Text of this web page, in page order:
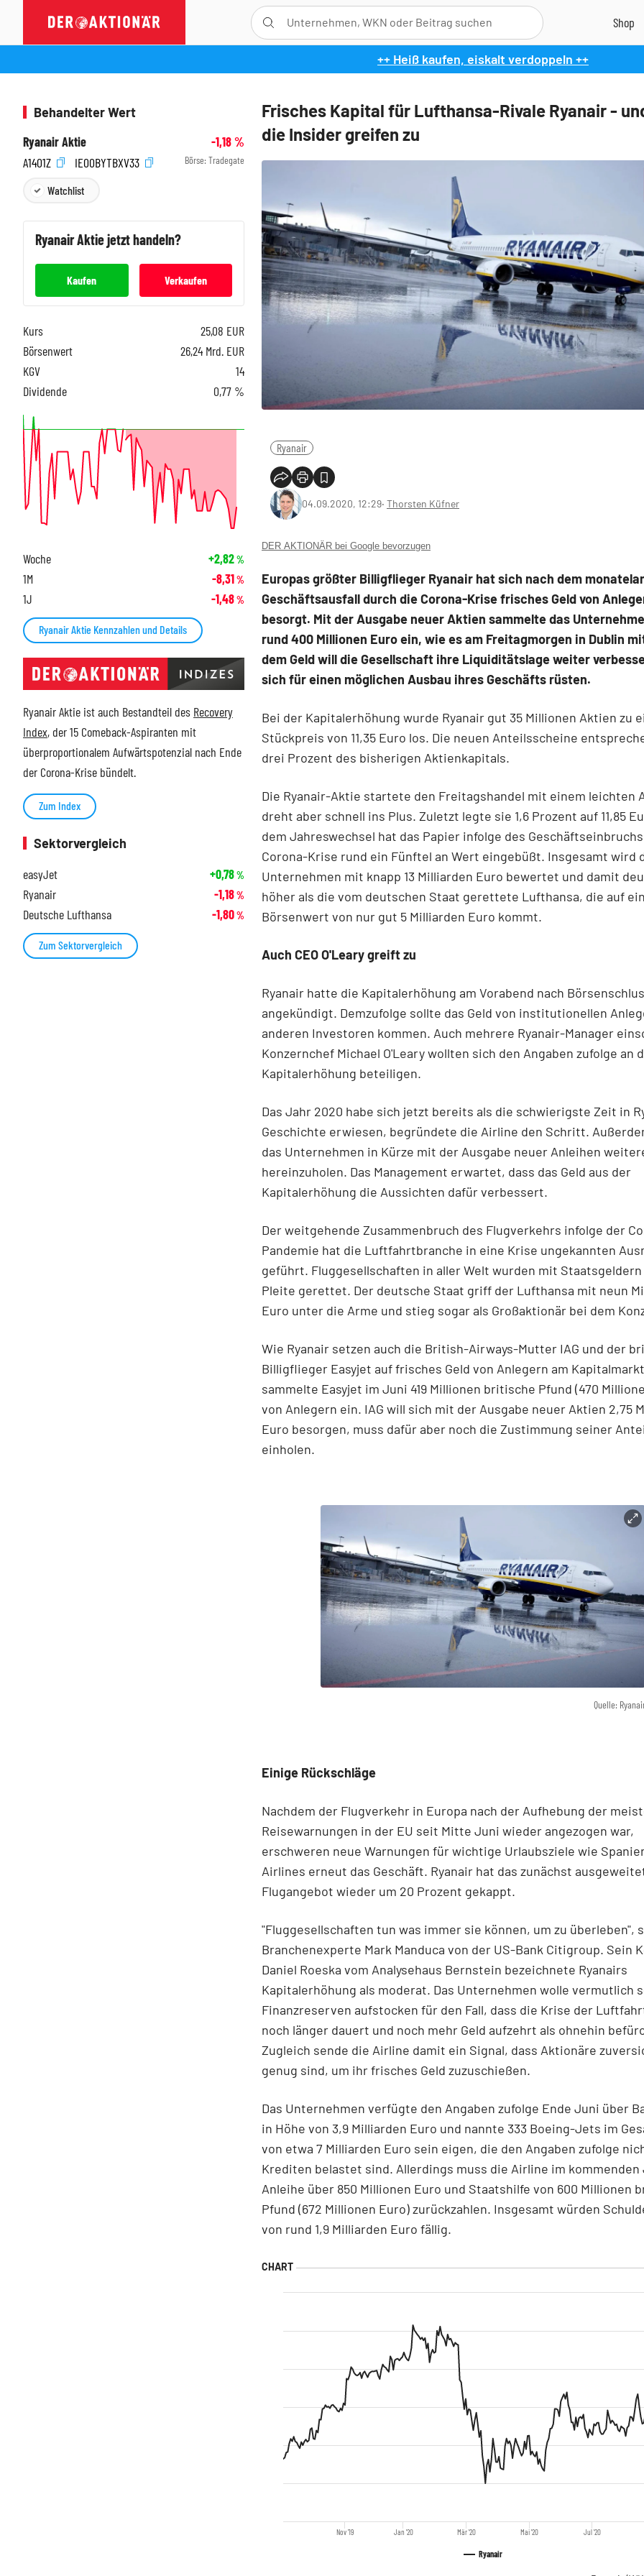
++ Heiß kaufen, eiskalt verdoppeln ++
Frisches Kapital für Lufthansa-Rivale Ryanair -
die Insider greifen zu
Ryanair
04.09.2020, 12:29‧ Thorsten Küfner
DER AKTIONÄR bei Google bevorzugen
Europas größter Billigflieger Ryanair hat sich nach dem
Geschäftsausfall durch die Corona-Krise frisches Geld von
besorgt. Mit der Ausgabe neuer Aktien sammelte das
rund 400 Millionen Euro ein, wie es am Freitagmorgen in Dublin
dem Geld will die Gesellschaft ihre Liquiditätslage weiter
sich für einen möglichen Ausbau ihres Geschäfts rüsten.
Bei der Kapitalerhöhung wurde Ryanair gut 35 Millionen Aktien zu
Stückpreis von 11,35 Euro los. Die neuen Anteilsscheine
drei Prozent des bisherigen Aktienkapitals.
Die Ryanair-Aktie startete den Freitagshandel mit einem leichten
dreht aber schnell ins Plus. Zuletzt legte sie 1,6 Prozent auf 11,85
dem Jahreswechsel hat das Papier infolge des
Corona-Krise rund ein Fünftel an Wert eingebüßt. Insgesamt wird
Unternehmen mit knapp 13 Milliarden Euro bewertet und damit
höher als die vom deutschen Staat gerettete Lufthansa, die auf
Börsenwert von nur gut 5 Milliarden Euro kommt.
Auch CEO O'Leary greift zu
Ryanair hatte die Kapitalerhöhung am Vorabend nach
angekündigt. Demzufolge sollte das Geld von institutionellen
anderen Investoren kommen. Auch mehrere Ryanair-Manager
Konzernchef Michael O'Leary wollten sich den Angaben zufolge an
Kapitalerhöhung beteiligen.
Das Jahr 2020 habe sich jetzt bereits als die schwierigste Zeit in
Geschichte erwiesen, begründete die Airline den Schritt.
das Unternehmen in Kürze mit der Ausgabe neuer Anleihen
hereinzuholen. Das Management erwartet, dass das Geld aus der
Kapitalerhöhung die Aussichten dafür verbessert.
Der weitgehende Zusammenbruch des Flugverkehrs infolge der
Pandemie hat die Luftfahrtbranche in eine Krise ungekannten
geführt. Fluggesellschaften in aller Welt wurden mit
Pleite gerettet. Der deutsche Staat griff der Lufthansa mit neun
Euro unter die Arme und stieg sogar als Großaktionär bei dem
Wie Ryanair setzen auch die British-Airways-Mutter IAG und der
Billigflieger Easyjet auf frisches Geld von Anlegern am
sammelte Easyjet im Juni 419 Millionen britische Pfund (470
von Anlegern ein. IAG will sich mit der Ausgabe neuer Aktien 2,75
Euro besorgen, muss dafür aber noch die Zustimmung seiner
einholen.
Quelle:
Einige Rückschläge
Nachdem der Flugverkehr in Europa nach der Aufhebung der
Reisewarnungen in der EU seit Mitte Juni wieder angezogen war,
erschweren neue Warnungen für wichtige Urlaubsziele wie
Airlines erneut das Geschäft. Ryanair hat das zunächst
Flugangebot wieder um 20 Prozent gekappt.
"Fluggesellschaften tun was immer sie können, um zu überleben",
Branchenexperte Mark Manduca von der US-Bank Citigroup. Sein
Daniel Roeska vom Analysehaus Bernstein bezeichnete Ryanairs
Kapitalerhöhung als moderat. Das Unternehmen wolle vermutlich
Finanzreserven aufstocken für den Fall, dass die Krise der
noch länger dauert und noch mehr Geld aufzehrt als ohnehin
Zugleich sende die Airline damit ein Signal, dass Aktionäre
genug sind, um ihr frisches Geld zuzuschießen.
Das Unternehmen verfügte den Angaben zufolge Ende Juni über
in Höhe von 3,9 Milliarden Euro und nannte 333 Boeing-Jets im
von etwa 7 Milliarden Euro sein eigen, die den Angaben zufolge
Krediten belastet sind. Allerdings muss die Airline im kommenden
Anleihe über 850 Millionen Euro und Staatshilfe von 600 Millionen
Pfund (672 Millionen Euro) zurückzahlen. Insgesamt würden
von rund 1,9 Milliarden Euro fällig.
Ryanair
Nov '19 Jan '20 Mär '20 Mai '20 Jul '20
Behandelter Wert
Ryanair Aktie
-1,18%
A1401Z
IE00BYTBXV33 Börse: Tradegate
Watchlist
RyanairAktie jetzt handeln?
Kaufen Verkaufen
Kurs 25,08 EUR
Börsenwert
26,24 Mrd. EUR
KGV
14
Dividende
0,77 %
Woche +2,82%
1M -8,31%
1J -1,48%
Ryanair Aktie Kennzahlen und Details
Ryanair Aktie ist auch Bestandteil des Recovery
Index, der 15 Comeback-Aspiranten mit
überproportionalem Aufwärtspotenzial nach Ende
der Corona-Krise bündelt.
Zum Index
Sektorvergleich
easyJet
+0,78%
Ryanair -1,18%
Deutsche Lufthansa -1,80%
Zum Sektorvergleich